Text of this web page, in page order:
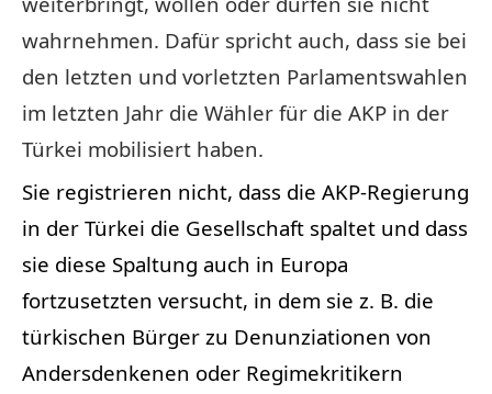
wahrnehmen. Dafür spricht auch, dass sie bei
den letzten und vorletzten Parlamentswahlen
im letzten Jahr die Wähler für die AKP in der
Türkei mobilisiert haben.
Sie registrieren nicht, dass die AKP-Regierung
in der Türkei die Gesellschaft spaltet und dass
sie diese Spaltung auch in Europa
fortzusetzten versucht, in dem sie z. B. die
türkischen Bürger zu Denunziationen von
Andersdenkenen oder Regimekritikern